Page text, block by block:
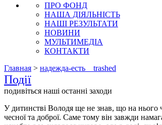
ПРО ФОНД
НАША ДІЯЛЬНІСТЬ
НАШІ РЕЗУЛЬТАТИ
НОВИНИ
МУЛЬТИМЕДІА
КОНТАКТИ
Главная > надежда-есть__trashed
Події
подивіться наші останні заходи
У дитинстві Володя ще не знав, що на нього
чесної та доброї. Саме тому він завжди